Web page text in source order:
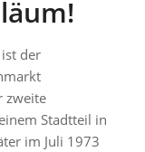
der
zweite
Stadtteil in
im Juli 1973